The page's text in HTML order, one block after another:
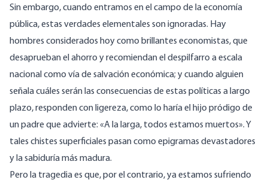
Sin embargo, cuando entramos en el campo de la economía
pública, estas verdades elementales son ignoradas. Hay
hombres considerados hoy como brillantes economistas, que
desaprueban el ahorro y recomiendan el despilfarro a escala
nacional como vía de salvación económica; y cuando alguien
señala cuáles serán las consecuencias de estas políticas a largo
plazo, responden con ligereza, como lo haría el hijo pródigo de
un padre que advierte: «A la larga, todos estamos muertos». Y
tales chistes superficiales pasan como epigramas devastadores
y la sabiduría más madura.
Pero la tragedia es que, por el contrario, ya estamos sufriendo